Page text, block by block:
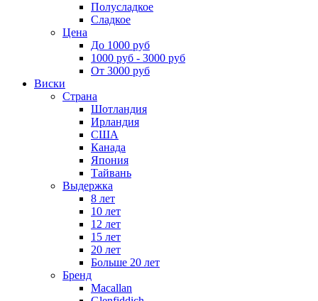
Полусладкое
Сладкое
Цена
До 1000 руб
1000 руб - 3000 руб
От 3000 руб
Виски
Страна
Шотландия
Ирландия
США
Канада
Япония
Тайвань
Выдержка
8 лет
10 лет
12 лет
15 лет
20 лет
Больше 20 лет
Бренд
Macallan